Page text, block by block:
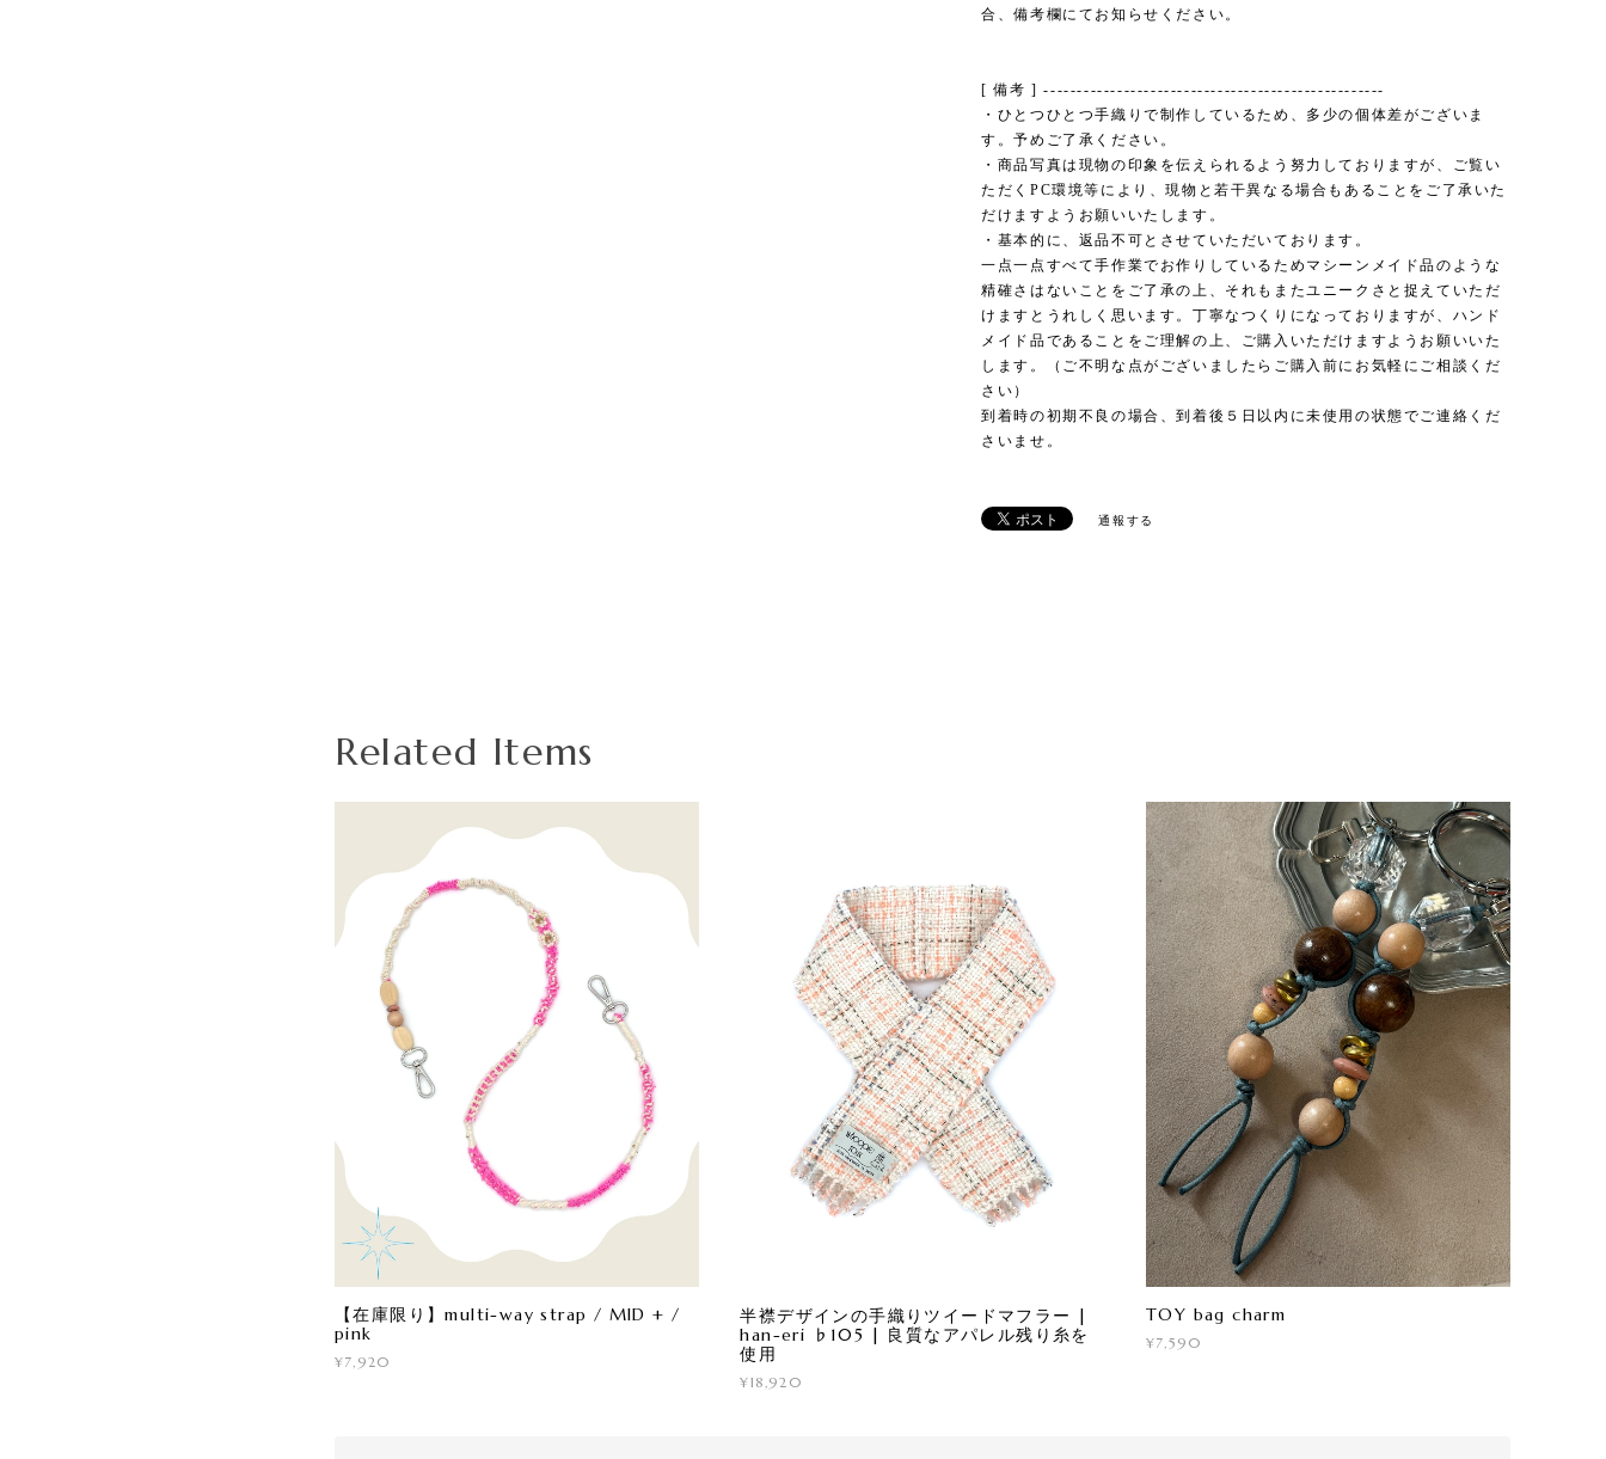
合、備考欄にてお知らせください。
[ 備考 ] ---------------------------------------------------
・ひとつひとつ手織りで制作しているため、多少の個体差がございま
す。予めご了承ください。
・商品写真は現物の印象を伝えられるよう努力しておりますが、ご覧い
ただくPC環境等により、現物と若干異なる場合もあることをご了承いた
だけますようお願いいたします。
・基本的に、返品不可とさせていただいております。
一点一点すべて手作業でお作りしているためマシーンメイド品のような
精確さはないことをご了承の上、それもまたユニークさと捉えていただ
けますとうれしく思います。丁寧なつくりになっておりますが、ハンド
メイド品であることをご理解の上、ご購入いただけますようお願いいた
します。（ご不明な点がございましたらご購入前にお気軽にご相談くだ
さい）
到着時の初期不良の場合、到着後５日以内に未使用の状態でご連絡くだ
さいませ。
通報する
Related Items
【在庫限り】multi-way strap / MID + /
pink
¥7,920
半襟デザインの手織りツイードマフラー |
han-eri ♭105 | 良質なアパレル残り糸を
使用
¥18,920
TOY bag charm
¥7,590